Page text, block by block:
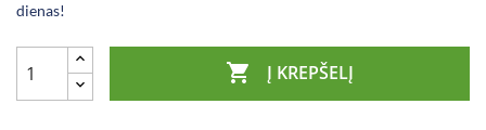
dienas!
 Į KREPŠELĮ